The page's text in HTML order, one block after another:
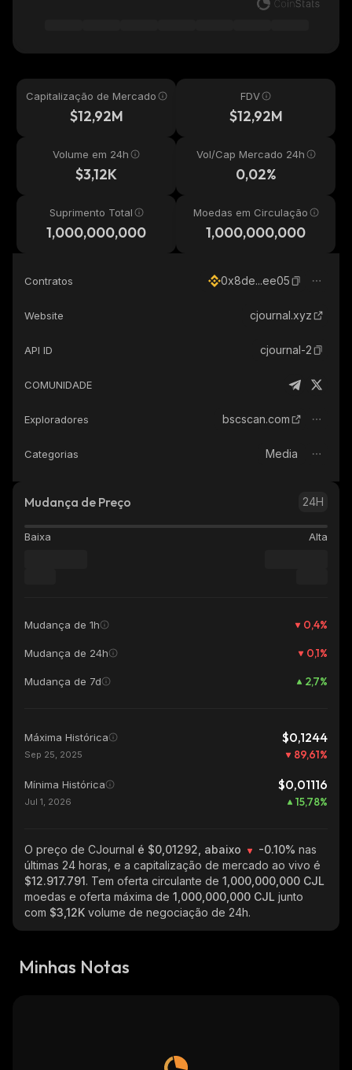
Capitalização de Mercado
$12,92M
FDV
$12,92M
Volume em 24h
$3,12K
Vol/Cap Mercado 24h
0,02%
Suprimento Total
1,000,000,000
Moedas em Circulação
1,000,000,000
Contratos 0x8de...ee05
Website cjournal.xyz
API ID cjournal-2
COMUNIDADE
Exploradores bscscan.com
Categorias Media
Mudança de Preço 24H
Baixa Alta
Mudança de 1h 0,4%
Mudança de 24h 0,1%
Mudança de 7d 2,7%
Máxima Histórica $0,1244
Sep 25, 2025 89,61%
Mínima Histórica $0,01116
Jul 1, 2026 15,78%
O preço de CJournal é $0,01292, abaixo -0.10% nas
últimas 24 horas, e a capitalização de mercado ao vivo é
$12.917.791. Tem oferta circulante de 1,000,000,000 CJL
moedas e oferta máxima de 1,000,000,000 CJL junto
com $3,12K volume de negociação de 24h.
Minhas Notas